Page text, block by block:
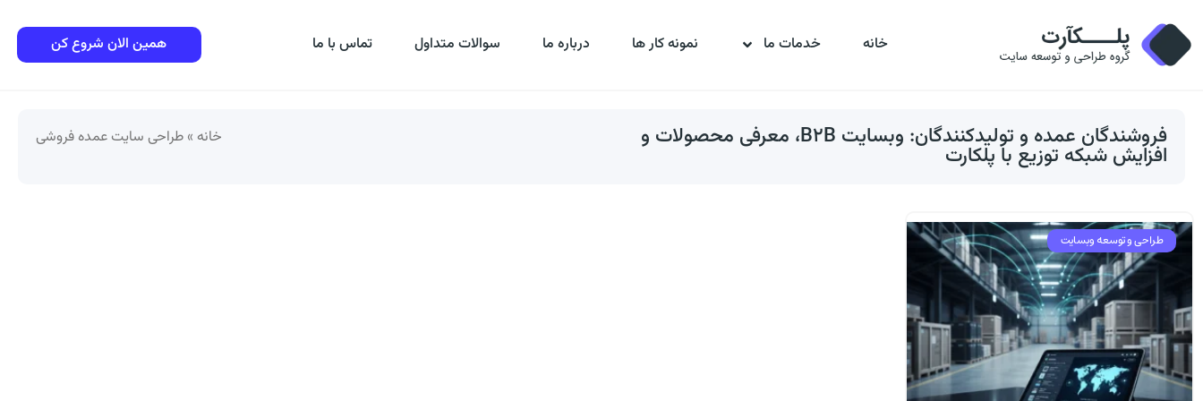
خانه خدمات ما نمونه کار ها درباره ما سوالات متداول تماس با ما همین الان شروع کن
فروشندگان عمده و تولیدکنندگان: وبسایت B2B، معرفی محصولات و
افزایش شبکه توزیع با پلکارت
خانه » طراحی سایت عمده فروشی
طراحی و توسعه وبسایت